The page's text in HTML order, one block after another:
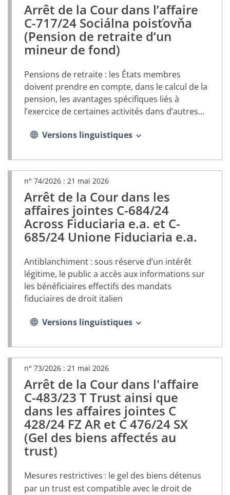
Arrêt de la Cour dans l’affaire
C-717/24 Sociálna poisťovňa
(Pension de retraite d’un
mineur de fond)
(document
PDF,
s’ouvrira
dans
un
onglet)
Pensions de retraite : les États membres
doivent prendre en compte, dans le calcul de la
pension, les avantages spécifiques liés à
l’exercice de certaines activités dans d’autres
Versions linguistiques
n° 74/2026 : 21 mai 2026
Arrêt de la Cour dans les
affaires jointes C-684/24
Across Fiduciaria e.a. et C-
685/24 Unione Fiduciaria e.a.
(document
PDF,
s’ouvrira
dans
un
onglet)
Antiblanchiment : sous réserve d’un intérêt
légitime, le public a accès aux informations sur
les bénéficiaires effectifs des mandats
fiduciaires de droit italien
Versions linguistiques
n° 73/2026 : 21 mai 2026
Arrêt de la Cour dans l'affaire
C-483/23 T Trust ainsi que
dans les affaires jointes C
428/24 FZ AR et C 476/24 SX
(Gel des biens affectés au
trust)
(document
PDF,
s’ouvrira
dans
un
nouvel
onglet)
Mesures restrictives : le gel des biens détenus
par un trust est compatible avec le droit de